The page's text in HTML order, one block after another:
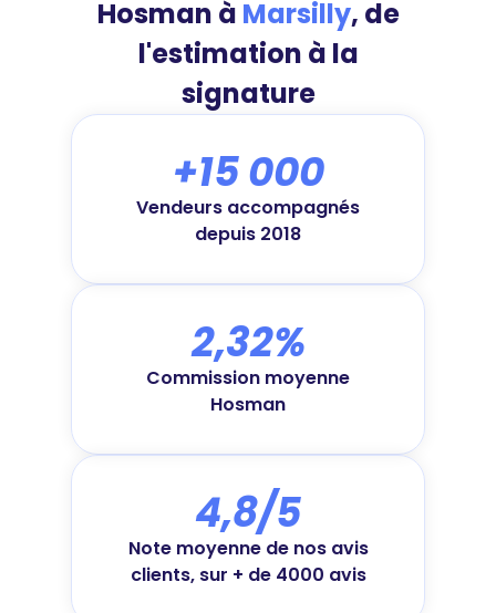
Hosman à Marsilly, de
l'estimation à la
signature
+15 000
Vendeurs accompagnés
depuis 2018
2,32%
Commission moyenne
Hosman
4,8/5
Note moyenne de nos avis
clients, sur + de 4000 avis